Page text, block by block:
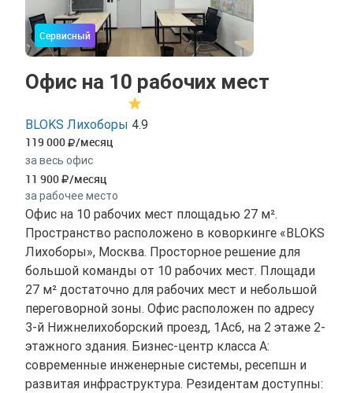
Сервисный
Офис на 10 рабочих мест
BLOKS Лихоборы 4.9
119 000 /месяц
за весь офис
11 900 /месяц
за рабочее место
Офис на 10 рабочих мест площадью 27 м².
Пространство расположено в коворкинге «BLOKS
Лихоборы», Москва. Просторное решение для
большой команды от 10 рабочих мест. Площади
27 м² достаточно для рабочих мест и небольшой
переговорной зоны. Офис расположен по адресу
3-й Нижнелихоборский проезд, 1Ас6, на 2 этаже 2-
этажного здания. Бизнес-центр класса A:
современные инженерные системы, ресепшн и
развитая инфраструктура. Резидентам доступны: